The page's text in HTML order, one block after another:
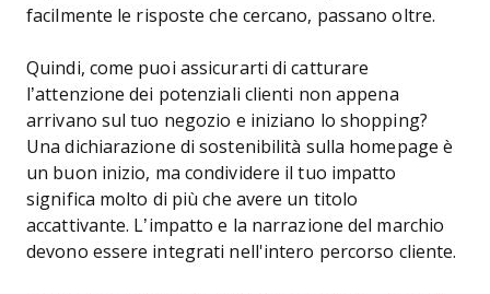
facilmente le risposte che cercano, passano oltre.
Quindi, come puoi assicurarti di catturare
l’attenzione dei potenziali clienti non appena
arrivano sul tuo negozio e iniziano lo shopping?
Una dichiarazione di sostenibilità sulla homepage è
un buon inizio, ma condividere il tuo impatto
significa molto di più che avere un titolo
accattivante. L’impatto e la narrazione del marchio
devono essere integrati nell'intero percorso cliente.